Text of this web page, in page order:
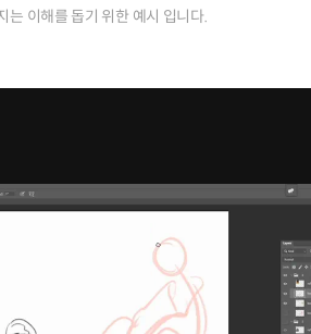
는 이해를 돕기 위한 예시 입니다.